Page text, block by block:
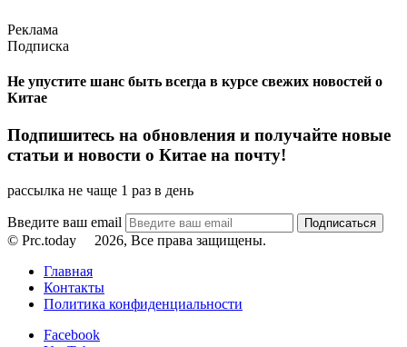
Реклама
Подписка
Не упустите шанс быть всегда в курсе свежих новостей о
Китае
Подпишитесь на обновления и получайте новые
статьи и новости о Китае на почту!
рассылка не чаще 1 раз в день
Введите ваш email
© Prc.today
2026, Все права защищены.
Главная
Контакты
Политика конфиденциальности
Facebook